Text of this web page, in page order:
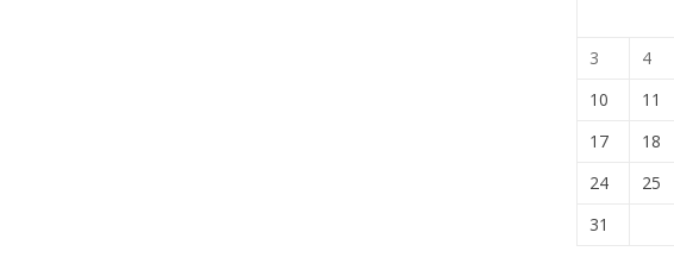
3
4
10
11
17
18
24
25
31